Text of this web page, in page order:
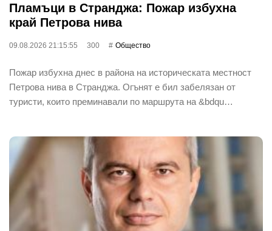
Пламъци в Странджа: Пожар избухна
край Петрова нива
09.08.2026 21:15:55 300 Общество
Пожар избухна днес в района на историческата местност
Петрова нива в Странджа. Огънят е бил забелязан от
туристи, които преминавали по маршрута на &bdqu…